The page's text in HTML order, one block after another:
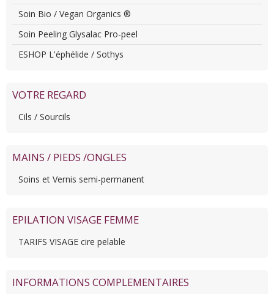
Soin Bio / Vegan Organics ®
Soin Peeling Glysalac Pro-peel
ESHOP L'éphélide / Sothys
VOTRE REGARD
Cils / Sourcils
MAINS / PIEDS /ONGLES
Soins et Vernis semi-permanent
EPILATION VISAGE FEMME
TARIFS VISAGE cire pelable
INFORMATIONS COMPLEMENTAIRES